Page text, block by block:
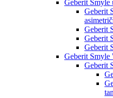
Geberit Smyle
Geberit
Geberit
Geberit
Geberit
Geberit Smyle
Geberit